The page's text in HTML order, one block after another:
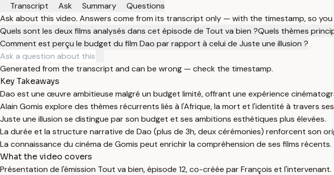
Transcript
Ask Summary
Questions
Ask about this video. Answers come from its transcript only — with the timestamp, so you
Quels sont les deux films analysés dans cet épisode de Tout va bien ?Quels thèmes
Comment est perçu le budget du film Dao par rapport à celui de Juste une illusion ?
Generated from the transcript and can be wrong — check the timestamp.
Key Takeaways
Dao est une œuvre ambitieuse malgré un budget limité, offrant une expérience
Alain Gomis explore des thèmes récurrents liés à l'Afrique, la mort et l'identité à travers
Juste une illusion se distingue par son budget et ses ambitions esthétiques plus élevées.
La durée et la structure narrative de Dao (plus de 3h, deux cérémonies) renforcent son
La connaissance du cinéma de Gomis peut enrichir la compréhension de ses films récents.
What the video covers
Présentation de l'émission Tout va bien, épisode 12, co-créée par François et l'intervenant.